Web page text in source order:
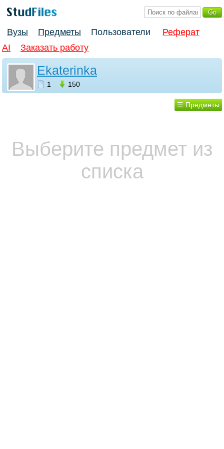
Вузы Предметы Пользователи
Реферат
AI
Заказать работу
Ekaterinka
1 150
☰ Предметы
Выберите предмет из
списка